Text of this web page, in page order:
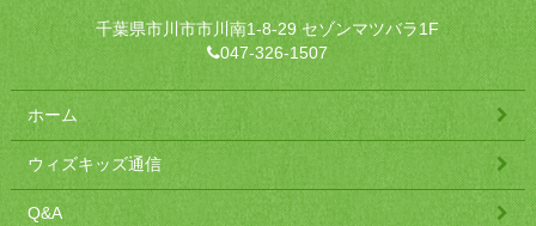
千葉県市川市市川南1-8-29 セゾンマツバラ1F
047-326-1507
ホーム
ウィズキッズ通信
Q&A